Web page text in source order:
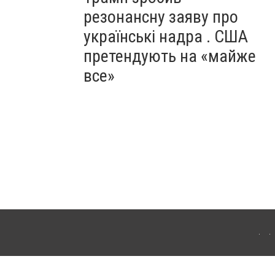
резонансну заяву про
українські надра . США
претендують на «майже
все»